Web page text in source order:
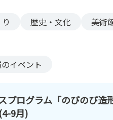
歴史・文化
美術
イベント
プログラム「のびのび造
9月)